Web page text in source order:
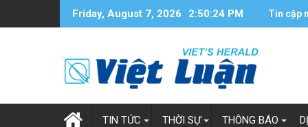
Friday, August 7, 2026 2:50:25 PM Tin cập
TIN TỨC THỜI SỰ THÔNG BÁO